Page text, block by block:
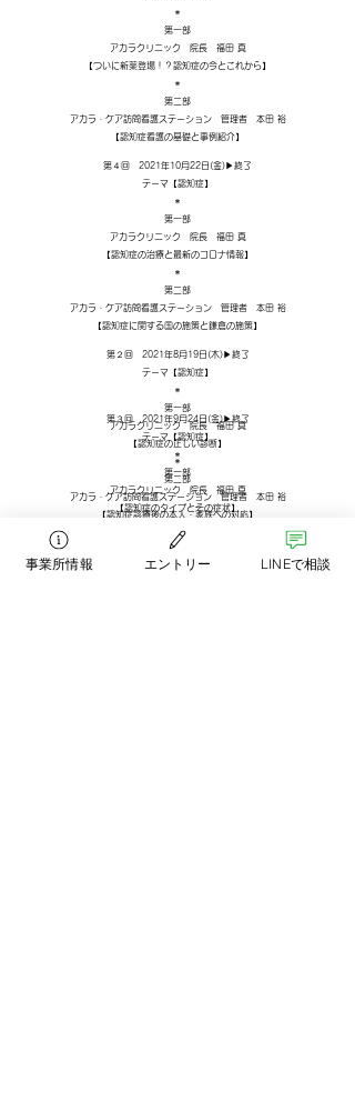
​＊
第一部
アカラクリニック 院長 福田 真
【ついに新薬登場！？認知症の今とこれから】
＊
第二部
アカラ・ケア訪問看護ステーション 管理者 本田 裕
【認知症看護の基礎と事例紹介】
第４回 2021年10月22日(金)▶︎終了​​
テーマ【認知症】
​＊
第一部
アカラクリニック 院長 福田 真
【認知症の治療と最新のコロナ情報】
＊
第二部
アカラ・ケア訪問看護ステーション 管理者 本田 裕
【認知症に関する国の施策と鎌倉の施策】
第２回 2021年8月19日(木)▶︎終了​​
テーマ【認知症】
​＊
第一部
アカラクリニック 院長 福田 真
【認知症の正しい診断】
＊
第二部
アカラ・ケア訪問看護ステーション 管理者 本田 裕
【認知症診療後の本人・家族への対応】
第３回 2021年9月24日(金)▶︎終了​​
テーマ【認知症】
​＊
第一部
アカラクリニック 院長 福田 真
【認知症のタイプとその症状】
＊
第二部
事業所情報 エントリー LINEで相談